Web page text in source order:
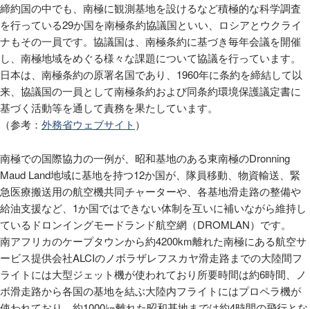
締約国の中でも、南極に観測基地を設けるなど積極的な科学調査
を行っている29か国を南極条約協議国といい、ロシアとウクライ
ナもその一員です。協議国は、南極条約に基づき毎年会議を開催
し、南極地域をめぐる様々な課題について協議を行っています。
日本は、南極条約の原署名国であり、1960年に条約を締結して以
来、協議国の一員として南極条約および同条約環境保護議定書に
基づく活動等を通して責務を果たしています。
（参考： 外務省ウェブサイト ）
南極での国際協力の一例が、昭和基地のある東南極のDronning
Maud Land地域に基地を持つ12か国が、隊員移動、物資輸送、緊
急医療搬送用の航空機共同チャーターや、各基地滑走路の整備や
給油支援など、1か国ではできない体制を互いに補いながら維持し
ているドロンイングモードランド航空網（DROMLAN）です。
南アフリカのケープタウンから約4200km離れた南極にある航空サ
ービス提供会社ALCIのノボラザレフスカヤ滑走路までの大陸間フ
ライトには大型ジェット機が使われており所要時間は約6時間、ノ
ボ滑走路から各国の基地を結ぶ大陸内フライトにはプロペラ機が